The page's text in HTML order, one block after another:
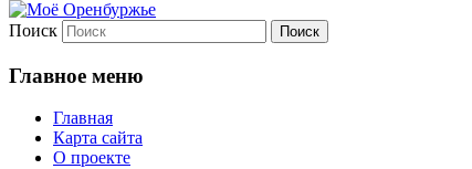
Поиск
Главное меню
Главная
Карта сайта
О проекте